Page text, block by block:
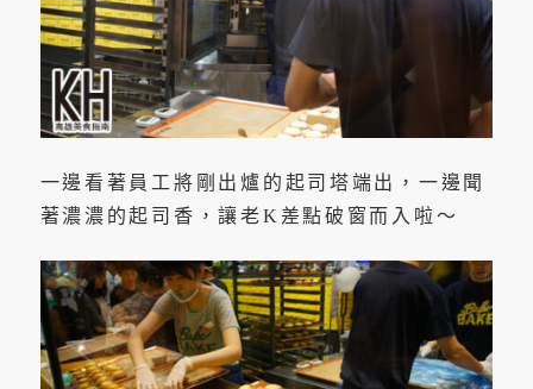
一邊看著員工將剛出爐的起司塔端出，一邊聞
著濃濃的起司香，讓老K差點破窗而入啦～